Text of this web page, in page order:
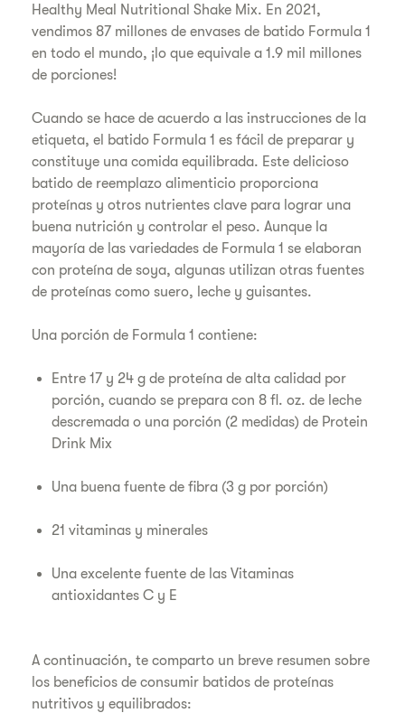
Healthy Meal Nutritional Shake Mix. En 2021,
vendimos 87 millones de envases de batido Formula 1
en todo el mundo, ¡lo que equivale a 1.9 mil millones
de porciones!
Cuando se hace de acuerdo a las instrucciones de la
etiqueta, el batido Formula 1 es fácil de preparar y
constituye una comida equilibrada. Este delicioso
batido de reemplazo alimenticio proporciona
proteínas y otros nutrientes clave para lograr una
buena nutrición y controlar el peso. Aunque la
mayoría de las variedades de Formula 1 se elaboran
con proteína de soya, algunas utilizan otras fuentes
de proteínas como suero, leche y guisantes.
Una porción de Formula 1 contiene:
Entre 17 y 24 g de proteína de alta calidad por
porción, cuando se prepara con 8 fl. oz. de leche
descremada o una porción (2 medidas) de Protein
Drink Mix
Una buena fuente de fibra (3 g por porción)
21 vitaminas y minerales
Una excelente fuente de las Vitaminas
antioxidantes C y E
A continuación, te comparto un breve resumen sobre
los beneficios de consumir batidos de proteínas
nutritivos y equilibrados: